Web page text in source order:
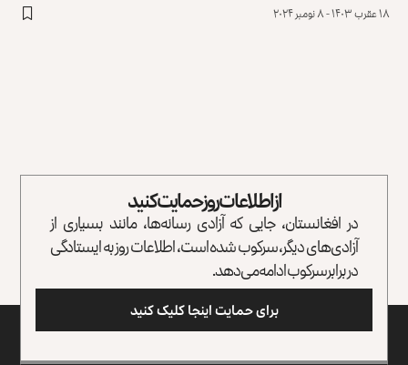
۱۸ عقرب ۱۴۰۳ - ۸ نومبر ۲۰۲۴
از اطلاعات روز حمایت کنید
در افغانستان، جایی که آزادی رسانه‌ها، مانند بسیاری از
آزادی‌های دیگر، سرکوب شده است، اطلاعات روز به ایستادگی
در برابر سرکوب ادامه می‌دهد.
برای حمایت اینجا کلیک کنید